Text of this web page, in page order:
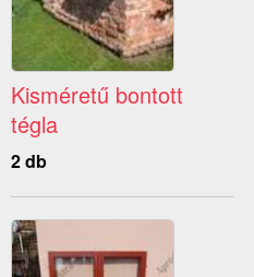
Kisméretű bontott
tégla
2 db